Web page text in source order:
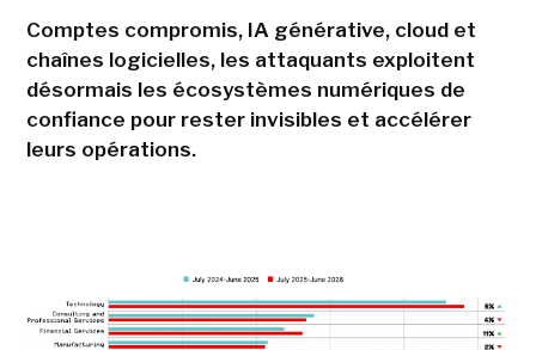
Comptes compromis, IA générative, cloud et
chaînes logicielles, les attaquants exploitent
désormais les écosystèmes numériques de
confiance pour rester invisibles et accélérer
leurs opérations.